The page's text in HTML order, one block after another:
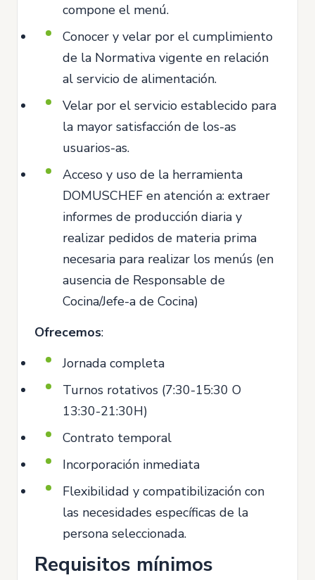
compone el menú.
Conocer y velar por el cumplimiento
de la Normativa vigente en relación
al servicio de alimentación.
Velar por el servicio establecido para
la mayor satisfacción de los-as
usuarios-as.
Acceso y uso de la herramienta
DOMUSCHEF en atención a: extraer
informes de producción diaria y
realizar pedidos de materia prima
necesaria para realizar los menús (en
ausencia de Responsable de
Cocina/Jefe-a de Cocina)
Ofrecemos:
Jornada completa
Turnos rotativos (7:30-15:30 O
13:30-21:30H)
Contrato temporal
Incorporación inmediata
Flexibilidad y compatibilización con
las necesidades específicas de la
persona seleccionada.
Requisitos mínimos